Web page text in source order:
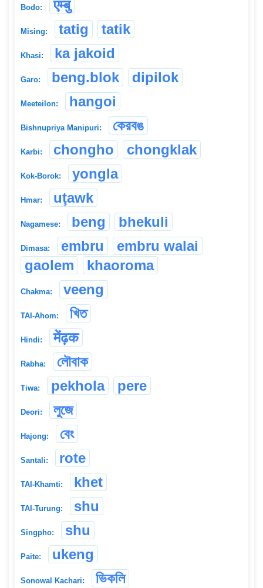
Bodo: एम्बु
Mising: tatig tatik
Khasi: ka jakoid
Garo: beng.blok dipilok
Meeteilon: hangoi
Bishnupriya Manipuri: কেরবঙ
Karbi: chongho chongklak
Kok-Borok: yongla
Hmar: uţawk
Nagamese: beng bhekuli
Dimasa: embru
embru walai
gaolem
khaoroma
Chakma: veeng
TAI-Ahom: খিত
Hindi: मेंढ़क
Rabha: লৌবাক
Tiwa: pekhola pere
Deori: লুজে
Hajong: বেং
Santali: rote
TAI-Khamti: khet
TAI-Turung: shu
Singpho: shu
Paite: ukeng
Sonowal Kachari: ভিকলি